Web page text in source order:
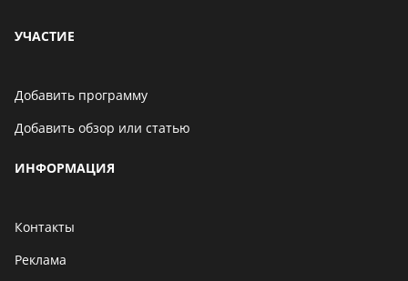
УЧАСТИЕ
Добавить программу
Добавить обзор или статью
ИНФОРМАЦИЯ
Контакты
Реклама